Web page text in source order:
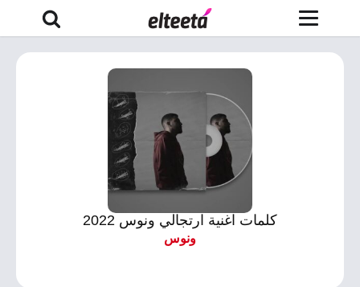
كلمات اغنية ارتجالي ونوس 2022
ونوس